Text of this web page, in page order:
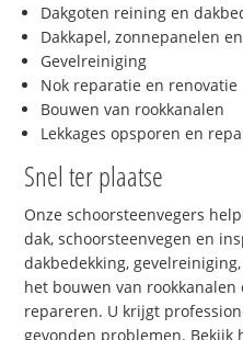
Dakgoten reining en
Dakkapel, zonnepanelen
Gevelreiniging
Nok reparatie en renovatie
Bouwen van rookkanalen
Lekkages opsporen en
Snel ter plaatse
Onze schoorsteenvegers
dak, schoorsteenvegen en
dakbedekking,
het bouwen van rookkanalen
repareren. U krijgt
gevonden problemen. Bekijk